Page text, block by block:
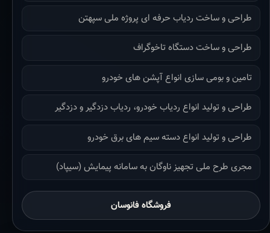
طراحی و ساخت ردیاب حرفه ای پروژه ملی سپهتن
طراحی و ساخت دستگاه تاخوگراف
تامین و بومی سازی انواع آپشن های خودرو
طراحی و تولید انواع ردیاب خودرو، ردیاب دزدگیر و دزدگیر
طراحی و تولید انواع دسته سیم های برق خودرو
مجری طرح ملی تجهیز ناوگان به سامانه پیمایش (سیپاد)
فروشگاه فانوسان